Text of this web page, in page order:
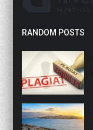
RANDOM POSTS